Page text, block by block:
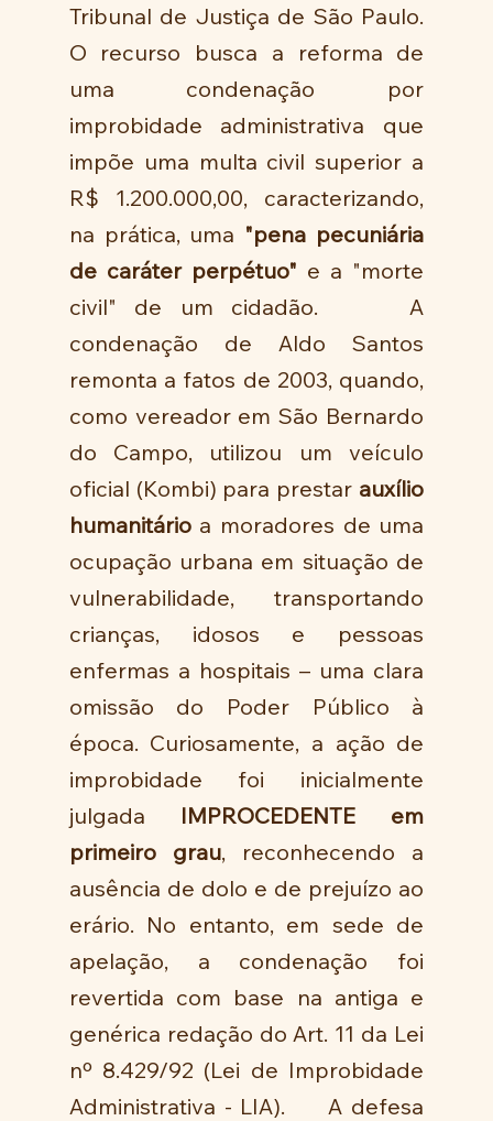
Tribunal de Justiça de São Paulo.
O recurso busca a reforma de
uma condenação por
improbidade administrativa que
impõe uma multa civil superior a
R$ 1.200.000,00, caracterizando,
na prática, uma "pena pecuniária
de caráter perpétuo" e a "morte
civil" de um cidadão.     A
condenação de Aldo Santos
remonta a fatos de 2003, quando,
como vereador em São Bernardo
do Campo, utilizou um veículo
oficial (Kombi) para prestar auxílio
humanitário a moradores de uma
ocupação urbana em situação de
vulnerabilidade, transportando
crianças, idosos e pessoas
enfermas a hospitais – uma clara
omissão do Poder Público à
época. Curiosamente, a ação de
improbidade foi inicialmente
julgada IMPROCEDENTE em
primeiro grau, reconhecendo a
ausência de dolo e de prejuízo ao
erário. No entanto, em sede de
apelação, a condenação foi
revertida com base na antiga e
genérica redação do Art. 11 da Lei
nº 8.429/92 (Lei de Improbidade
Administrativa - LIA).     A defesa